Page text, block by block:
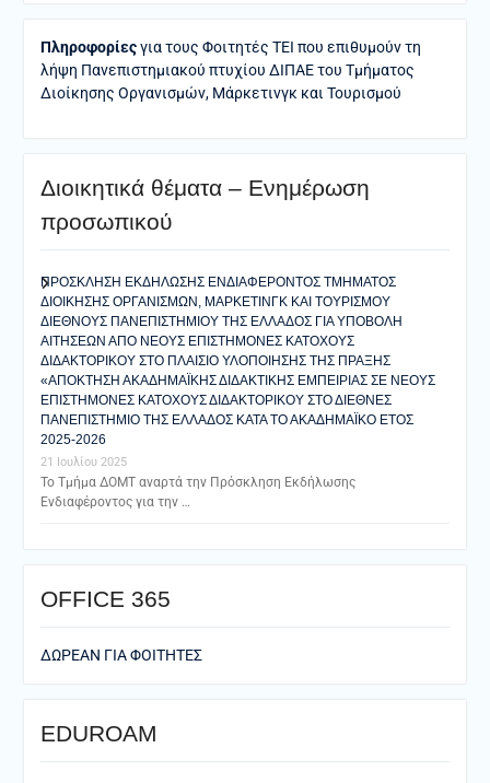
Πληροφορίεςγια τους Φοιτητές ΤΕΙ που επιθυμούν τη
λήψη Πανεπιστημιακού πτυχίου ΔΙΠΑΕ του Τμήματος
Διοίκησης Οργανισμών, Μάρκετινγκ και Τουρισμού
Διοικητικά θέματα – Ενημέρωση
προσωπικού
ΠΡΟΣΚΛΗΣΗ ΕΚΔΗΛΩΣΗΣ ΕΝΔΙΑΦΕΡΟΝΤΟΣ ΤΜΗΜΑΤΟΣ
ΔΙΟΙΚΗΣΗΣ ΟΡΓΑΝΙΣΜΩΝ, ΜΑΡΚΕΤΙΝΓΚ ΚΑΙ ΤΟΥΡΙΣΜΟΥ
ΔΙΕΘΝΟΥΣ ΠΑΝΕΠΙΣΤΗΜΙΟΥ ΤΗΣ ΕΛΛΑΔΟΣ ΓΙΑ ΥΠΟΒΟΛΗ
ΑΙΤΗΣΕΩΝ ΑΠΟ ΝΕΟΥΣ ΕΠΙΣΤΗΜΟΝΕΣ ΚΑΤΟΧΟΥΣ
ΔΙΔΑΚΤΟΡΙΚΟΥ ΣΤΟ ΠΛΑΙΣΙΟ ΥΛΟΠΟΙΗΣΗΣ ΤΗΣ ΠΡΑΞΗΣ
«ΑΠΟΚΤΗΣΗ ΑΚΑΔΗΜΑΪΚΗΣ ΔΙΔΑΚΤΙΚΗΣ ΕΜΠΕΙΡΙΑΣ ΣΕ ΝΕΟΥΣ
ΕΠΙΣΤΗΜΟΝΕΣ ΚΑΤΟΧΟΥΣ ΔΙΔΑΚΤΟΡΙΚΟΥ ΣΤΟ ΔΙΕΘΝΕΣ
ΠΑΝΕΠΙΣΤΗΜΙΟ ΤΗΣ ΕΛΛΑΔΟΣ ΚΑΤΑ ΤΟ ΑΚΑΔΗΜΑΪΚΟ ΕΤΟΣ
2025-2026
21 Ιουλίου 2025
Το Τμήμα ΔΟΜΤ αναρτά την Πρόσκληση Εκδήλωσης
Ενδιαφέροντος για την …
ΟFFICE 365
ΔΩΡΕΑΝ ΓΙΑ ΦΟΙΤΗΤΕΣ
EDUROAM